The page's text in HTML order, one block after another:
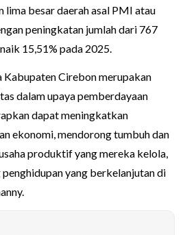
lima besar daerah asal PMI atau
peningkatan jumlah dari 767
15,51% pada 2025.
Kabupaten Cirebon merupakan
dalam upaya pemberdayaan
dapat meningkatkan
ekonomi, mendorong tumbuh dan
produktif yang mereka kelola,
yang berkelanjutan di